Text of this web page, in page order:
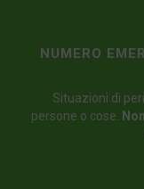
NUMERO
Situazioni di
persone o cose.